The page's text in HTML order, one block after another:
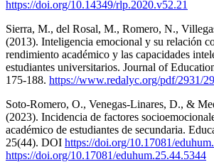
https://doi.org/10.14349/rlp.2020.v52.21
Sierra, M., del Rosal, M., Romero, N.,
(2013). Inteligencia emocional y su relación
rendimiento académico y las capacidades
estudiantes universitarios. Journal of
175-188. https://www.redalyc.org/pdf/2931/
Soto-Romero, O., Venegas-Linares, D., &
(2023). Incidencia de factores
académico de estudiantes de secundaria.
25(44). DOI https://doi.org/10.17081/
https://doi.org/10.17081/eduhum.25.44.5344